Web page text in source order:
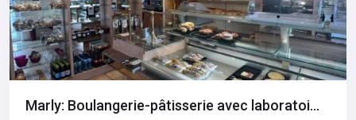
Marly: Boulangerie-pâtisserie avec laboratoi...